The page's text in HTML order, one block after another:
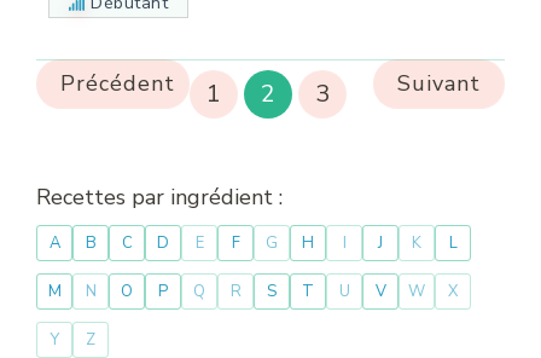
Précédent 1 2 3 Suivant
Recettes par ingrédient :
A B C D E F G H I J K L
M N O P Q R S T U V W X
Y Z